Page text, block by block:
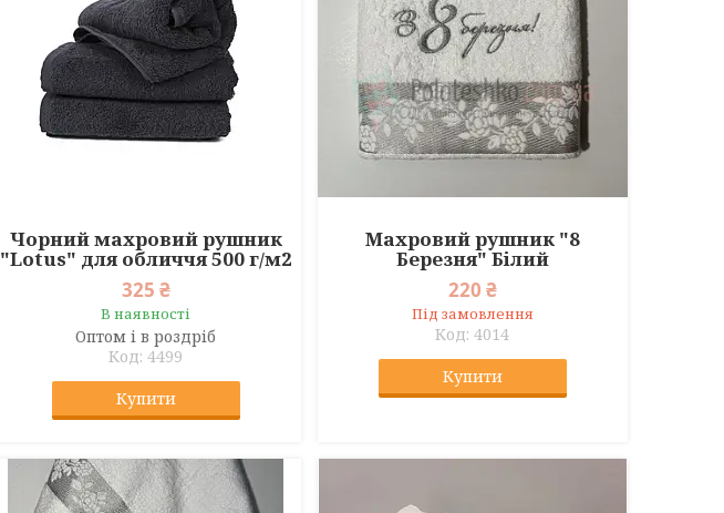
Чорний махровий рушник
"Lotus" для обличчя 500 г/м2
325 ₴
В наявності
Оптом і в роздріб
4499
Купити
Махровий рушник "8
Березня" Білий
220 ₴
Під замовлення
4014
Купити